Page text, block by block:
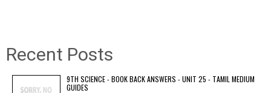
Recent Posts
9TH SCIENCE - BOOK BACK ANSWERS - UNIT 25 - TAMIL MEDIUM
GUIDES